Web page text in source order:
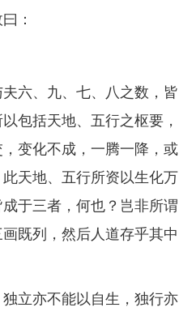
：
六、九、七、八之数，皆
包括天地、五行之枢要，
变化不成，一腾一降，或
天地、五行所资以生化万
于三者，何也？岂非所谓
既列，然后人道存乎其中
立亦不能以自生，独行亦